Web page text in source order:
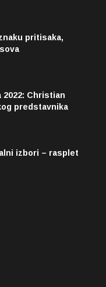
pritisaka,
2022: Christian
predstavnika
izbori – rasplet